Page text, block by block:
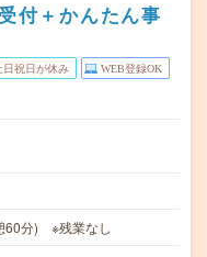
付＋かんたん事
日祝日が休み WEB登録OK
60分) ※残業なし